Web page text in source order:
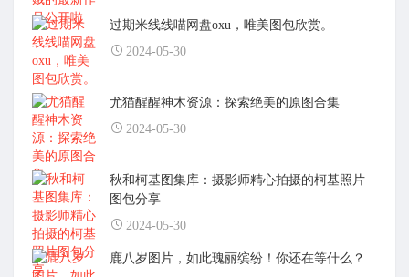
过期米线线喵网盘oxu，唯美图包欣赏。
2024-05-30
尤猫醒醒神木资源：探索绝美的原图合集
2024-05-30
秋和柯基图集库：摄影师精心拍摄的柯基照片
图包分享
2024-05-30
鹿八岁图片，如此瑰丽缤纷！你还在等什么？